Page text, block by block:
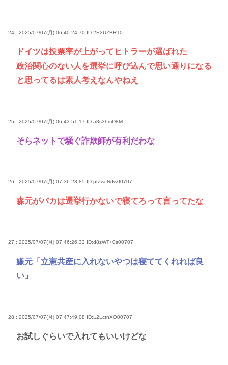
24 : 2025/07/07(月) 06:40:24.70 ID:2E2UZBRT0
ドイツは投票率が上がってヒトラーが選ばれた
政治関心のない人を選挙に呼び込んで思い通りになる
と思ってるは素人考えなんやねえ
25 : 2025/07/07(月) 06:43:51.17 ID:a8s3hmD8M
そらネットで騒ぐ詐欺師が有利だわな
26 : 2025/07/07(月) 07:36:28.85 ID:ptZwcNdw00707
森元がバカは選挙行かないで寝てろって言ってたな
27 : 2025/07/07(月) 07:46:26.32 ID:d8zWT+0s00707
嫌元「立憲共産に入れないやつは寝ててくれれば良
い」
28 : 2025/07/07(月) 07:47:49.08 ID:L2LctnXO00707
お試しぐらいで入れてもいいけどな